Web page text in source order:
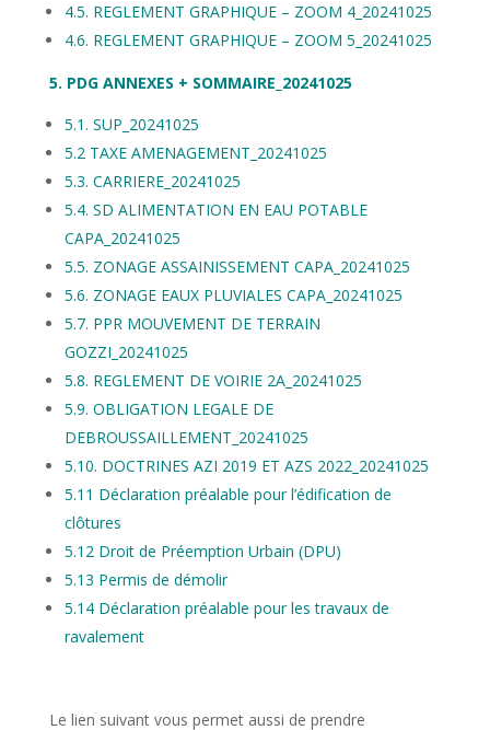
4.5. REGLEMENT GRAPHIQUE – ZOOM 4_20241025
4.6. REGLEMENT GRAPHIQUE – ZOOM 5_20241025
5. PDG ANNEXES + SOMMAIRE_20241025
5.1. SUP_20241025
5.2 TAXE AMENAGEMENT_20241025
5.3. CARRIERE_20241025
5.4. SD ALIMENTATION EN EAU POTABLE
CAPA_20241025
5.5. ZONAGE ASSAINISSEMENT CAPA_20241025
5.6. ZONAGE EAUX PLUVIALES CAPA_20241025
5.7. PPR MOUVEMENT DE TERRAIN
GOZZI_20241025
5.8. REGLEMENT DE VOIRIE 2A_20241025
5.9. OBLIGATION LEGALE DE
DEBROUSSAILLEMENT_20241025
5.10. DOCTRINES AZI 2019 ET AZS 2022_20241025
5.11 Déclaration préalable pour l’édification de
clôtures
5.12 Droit de Préemption Urbain (DPU)
5.13 Permis de démolir
5.14 Déclaration préalable pour les travaux de
ravalement
Le lien suivant vous permet aussi de prendre